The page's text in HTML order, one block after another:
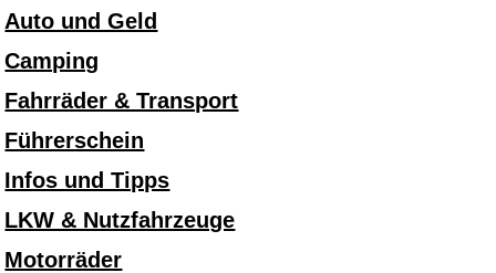
Auto und Geld
Camping
Fahrräder & Transport
Führerschein
Infos und Tipps
LKW & Nutzfahrzeuge
Motorräder